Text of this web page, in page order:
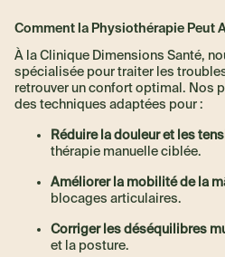
Comment la Physiothérapie Peut
À la Clinique Dimensions Santé,
spécialisée pour traiter les
retrouver un confort optimal. Nos
des techniques adaptées pour :
Réduire la douleur et les
thérapie manuelle ciblée.
Améliorer la mobilité de la
blocages articulaires.
Corriger les déséquilibres
et la posture.